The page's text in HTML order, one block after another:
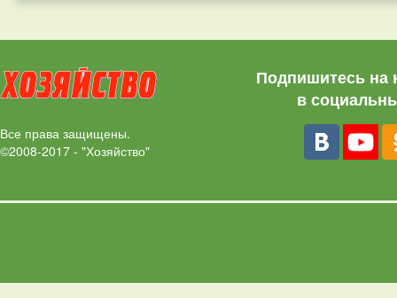
Все права защищены.
©2008-2017 - "Хозяйство"
Подпишитесь на
в